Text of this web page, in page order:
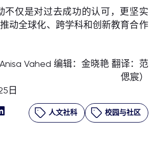
不仅是对过去成功的认可，更坚实
动全球化、跨学科和创新教育合作
Anisa Vahed 编辑：金晓艳 翻译：范
偲宸）
日
人文社科 校园与社区